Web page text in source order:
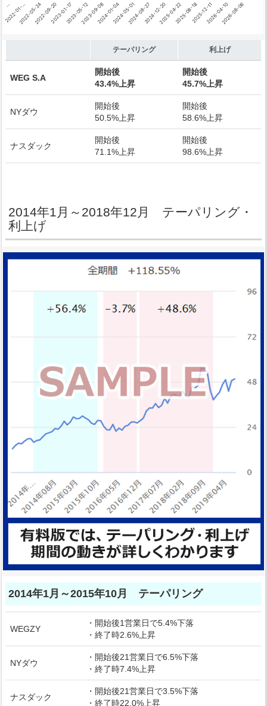
…
2022-01-…2022-05-242022-09-202023-01-172023-05-122023-09-082024-01-042024-05-012024-08-272024-12-202025-04-222025-08-182025-12-112026-04-102026-08-06
テーパリング 利上げ
WEG S.A
開始後
43.4%上昇
開始後
45.7%上昇
NYダウ
開始後
50.5%上昇
開始後
58.6%上昇
ナスダック
開始後
71.1%上昇
開始後
98.6%上昇
2014年1月～2018年12月 テーパリング・
利上げ
2014年1月～2015年10月 テーパリング
WEGZY
・開始後1営業日で5.4%下落
・終了時2.6%上昇
NYダウ
・開始後21営業日で6.5%下落
・終了時7.4%上昇
ナスダック
・開始後21営業日で3.5%下落
・終了時22.0%上昇